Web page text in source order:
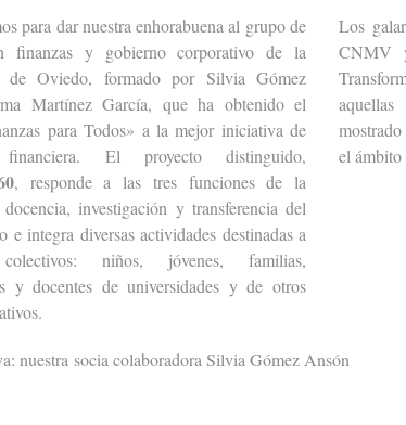
para dar nuestra enhorabuena al grupo de
finanzas y gobierno corporativo de la
de Oviedo, formado por Silvia Gómez
Martínez García, que ha obtenido el
para Todos» a la mejor iniciativa de
financiera. El proyecto distinguido,
, responde a las tres funciones de la
investigación y transferencia del
e integra diversas actividades destinadas a
niños, jóvenes, familias,
y docentes de universidades y de otros
Los
CNMV
el ámbito
nuestra socia colaboradora Silvia Gómez Ansón